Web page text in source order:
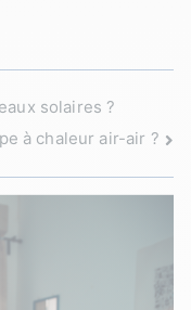
solaires ?
à chaleur air-air ?